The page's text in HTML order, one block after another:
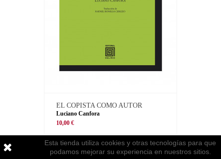
EL COPISTA COMO AUTOR
Luciano Canfora
10,00 €
Esta tienda utiliza cookies y otras tecnologías para que
podamos mejorar su experiencia en nuestros sitios.